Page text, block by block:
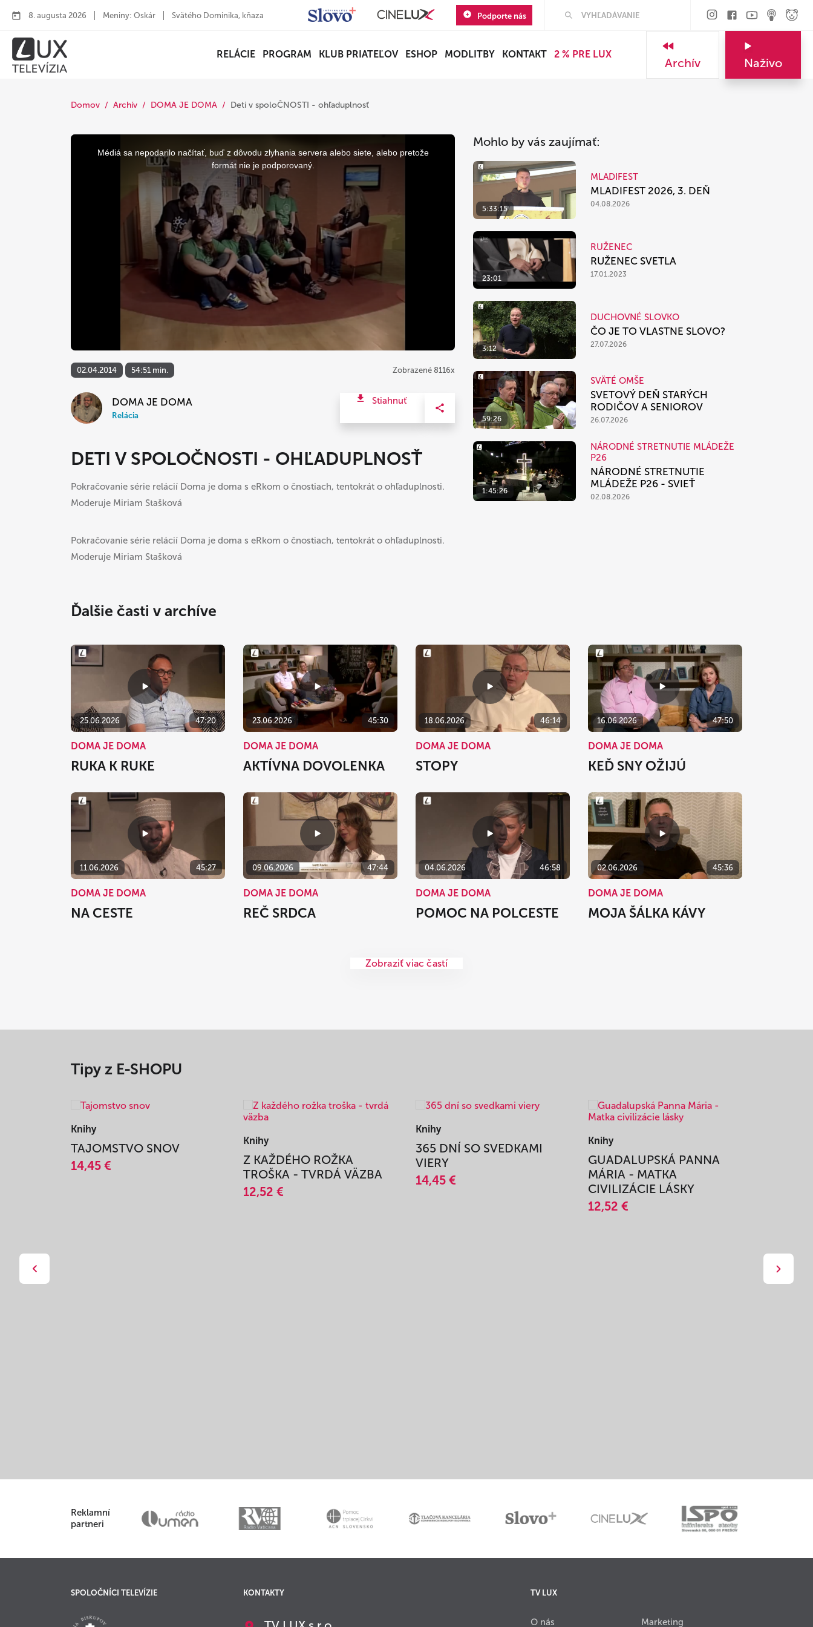
8. augusta 2026 Meniny: Oskár Svätého Dominika, kňaza Podporte nás
RELÁCIE PROGRAM KLUB PRIATEĽOV ESHOP MODLITBY KONTAKT 2 % PRE LUX
Archív Naživo
Domov Archív DOMA JE DOMA Deti v spoloČNOSTI - ohľaduplnosť
This
Médiá sa nepodarilo načítať, buď z dôvodu zlyhania servera alebo siete, alebo pretože
formát nie je podporovaný.
02.04.2014 54:51 min. Zobrazené 8116x
DOMA JE DOMA
Relácia
Stiahnuť
DETI V SPOLOČNOSTI - OHĽADUPLNOSŤ
Pokračovanie série relácií Doma je doma s eRkom o čnostiach, tentokrát o ohľaduplnosti.
Moderuje Miriam Stašková
Pokračovanie série relácií Doma je doma s eRkom o čnostiach, tentokrát o ohľaduplnosti.
Moderuje Miriam Stašková
Mohlo by vás zaujímať:
5:33:15
MLADIFEST
MLADIFEST 2026, 3. DEŇ
04.08.2026
23:01
RUŽENEC
RUŽENEC SVETLA
17.01.2023
3:12
DUCHOVNÉ SLOVKO
ČO JE TO VLASTNE SLOVO?
27.07.2026
59:26
SVÄTÉ OMŠE
SVETOVÝ DEŇ STARÝCH
RODIČOV A SENIOROV
26.07.2026
1:45:26
NÁRODNÉ STRETNUTIE MLÁDEŽE
P26
NÁRODNÉ STRETNUTIE
MLÁDEŽE P26 - SVIEŤ
02.08.2026
Ďalšie časti v archíve
25.06.2026 47:20
DOMA JE DOMA
RUKA K RUKE
23.06.2026 45:30
DOMA JE DOMA
AKTÍVNA DOVOLENKA
18.06.2026 46:14
DOMA JE DOMA
STOPY
16.06.2026 47:50
DOMA JE DOMA
KEĎ SNY OŽIJÚ
11.06.2026 45:27
DOMA JE DOMA
NA CESTE
09.06.2026 47:44
DOMA JE DOMA
REČ SRDCA
04.06.2026 46:58
DOMA JE DOMA
POMOC NA POLCESTE
02.06.2026 45:36
DOMA JE DOMA
MOJA ŠÁLKA KÁVY
Zobraziť viac častí
Tipy z E-SHOPU
Knihy
TAJOMSTVO SNOV
14,45 €
Knihy
Z KAŽDÉHO ROŽKA
TROŠKA - TVRDÁ VÄZBA
12,52 €
Knihy
365 DNÍ SO SVEDKAMI
VIERY
14,45 €
Knihy
GUADALUPSKÁ PANNA
MÁRIA - MATKA
CIVILIZÁCIE LÁSKY
12,52 €
Reklamní
partneri
SPOLOČNÍCI TELEVÍZIE KONTAKTY TV LUX
O nás Marketing